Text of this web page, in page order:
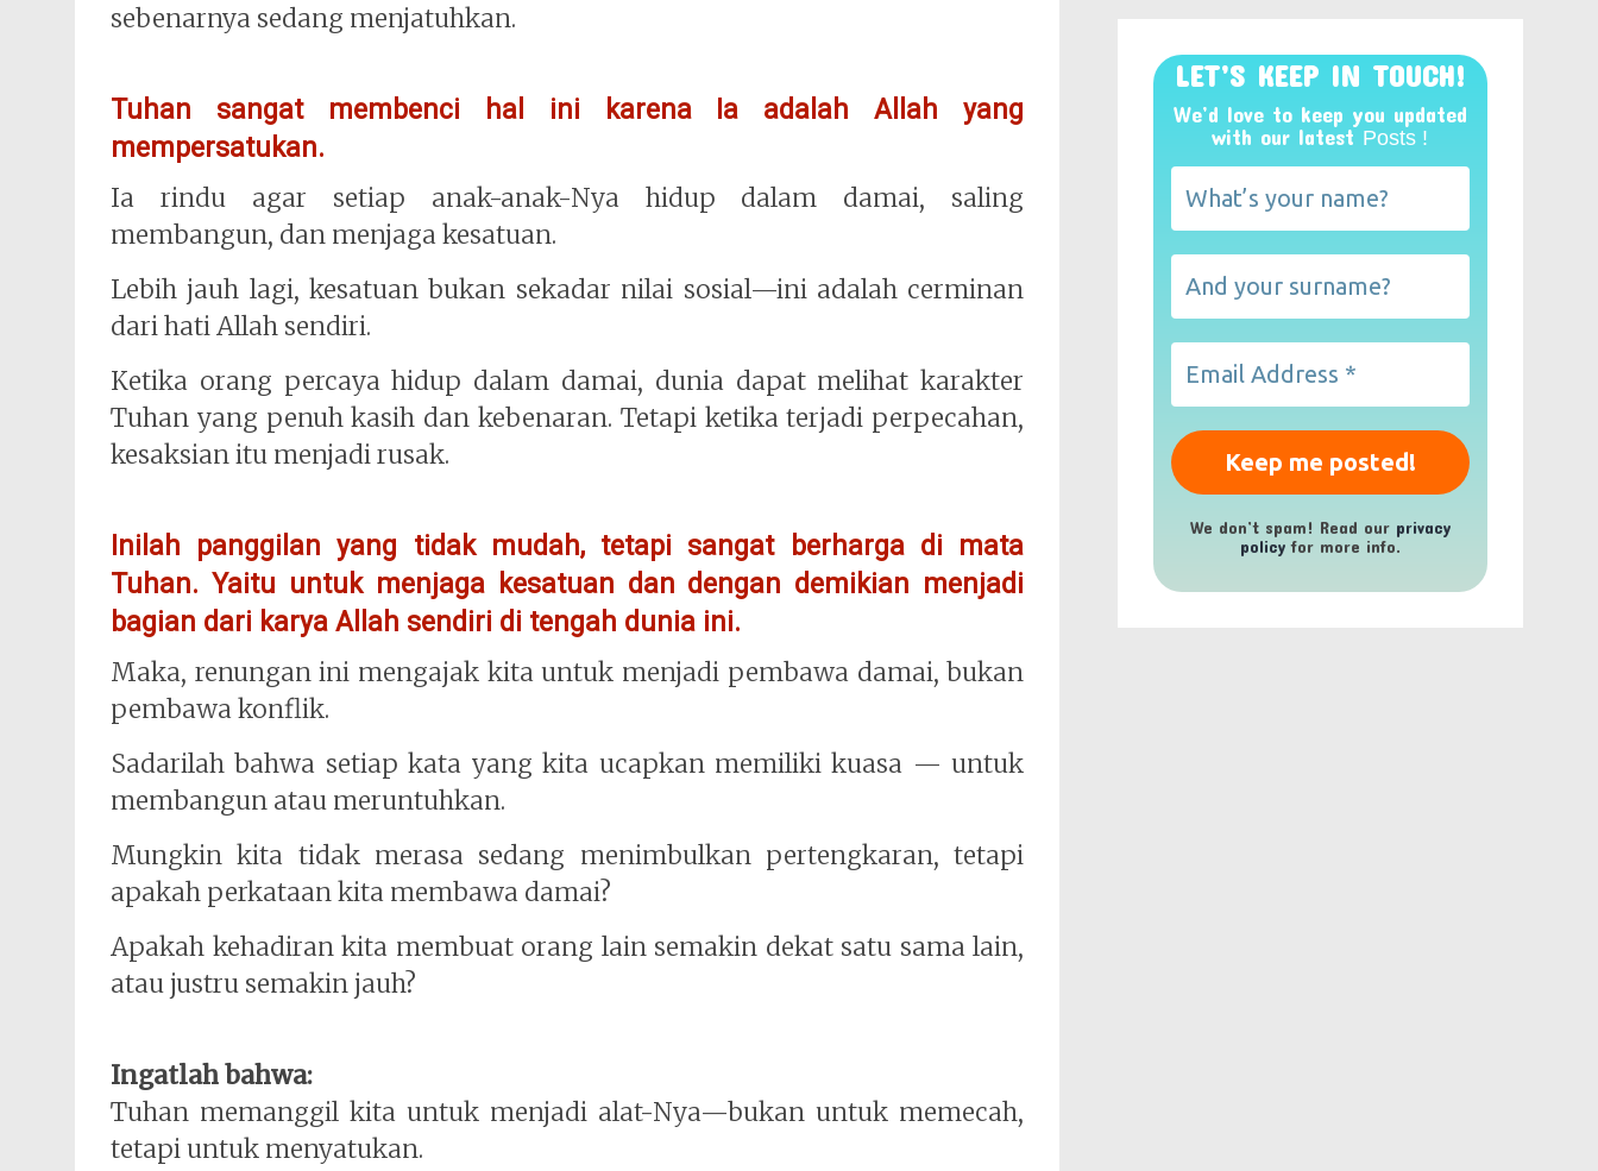
sebenarnya sedang menjatuhkan.
Tuhan sangat membenci hal ini karena Ia adalah Allah yang
mempersatukan.
Ia rindu agar setiap anak-anak-Nya hidup dalam damai, saling
membangun, dan menjaga kesatuan.
Lebih jauh lagi, kesatuan bukan sekadar nilai sosial—ini adalah cerminan
dari hati Allah sendiri.
Ketika orang percaya hidup dalam damai, dunia dapat melihat karakter
Tuhan yang penuh kasih dan kebenaran. Tetapi ketika terjadi perpecahan,
kesaksian itu menjadi rusak.
Inilah panggilan yang tidak mudah, tetapi sangat berharga di mata
Tuhan. Yaitu untuk menjaga kesatuan dan dengan demikian menjadi
bagian dari karya Allah sendiri di tengah dunia ini.
Maka, renungan ini mengajak kita untuk menjadi pembawa damai, bukan
pembawa konflik.
Sadarilah bahwa setiap kata yang kita ucapkan memiliki kuasa — untuk
membangun atau meruntuhkan.
Mungkin kita tidak merasa sedang menimbulkan pertengkaran, tetapi
apakah perkataan kita membawa damai?
Apakah kehadiran kita membuat orang lain semakin dekat satu sama lain,
atau justru semakin jauh?
Ingatlah bahwa:
Tuhan memanggil kita untuk menjadi alat-Nya—bukan untuk memecah,
tetapi untuk menyatukan.
LET’S KEEP IN TOUCH!
We’d love to keep you updated
with our latest Posts !
We don’t spam! Read our privacy
policyfor more info.